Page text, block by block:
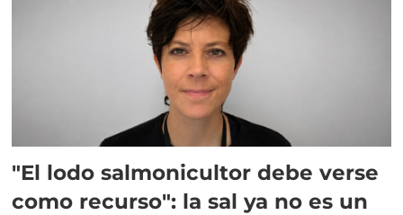
"El lodo salmonicultor debe verse
como recurso": la sal ya no es un